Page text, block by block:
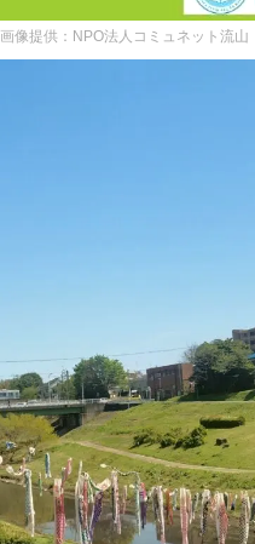
画像提供：NPO法人コミュネット流山